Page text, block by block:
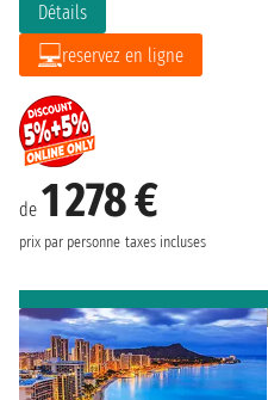
de 1 278 €
prix par personne taxes incluses
Détails
reservez en ligne